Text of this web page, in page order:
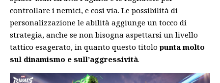
controllare i nemici, e così via. Le possibilità di
personalizzazione le abilità aggiunge un tocco di
strategia, anche se non bisogna aspettarsi un livello
tattico esagerato, in quanto questo titolopunta molto
sul dinamismo e sull’aggressività.